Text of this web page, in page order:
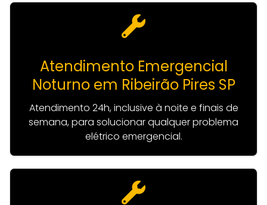
Atendimento Emergencial
Noturno em Ribeirão Pires SP
Atendimento 24h, inclusive à noite e finais de
semana, para solucionar qualquer problema
elétrico emergencial.